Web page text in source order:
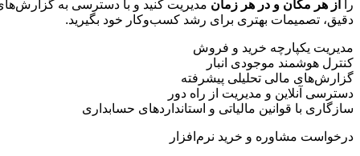
را
از هر مکان و در هر زمانمدیریت کنید و با دسترسی به گزارش‌های
دقیق، تصمیمات بهتری برای رشد کسب‌وکار خود بگیرید.
مدیریت یکپارچه خرید و فروش
کنترل هوشمند موجودی انبار
گزارش‌های مالی تحلیلی پیشرفته
دسترسی آنلاین و مدیریت از راه دور
سازگاری با قوانین مالیاتی و استانداردهای حسابداری
درخواست مشاوره و خرید نرم‌افزار